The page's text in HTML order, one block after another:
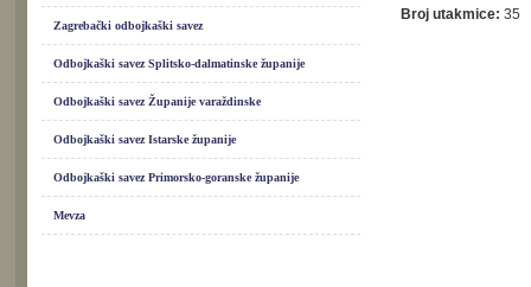
Zagrebački odbojkaški savez
Odbojkaški savez Splitsko-dalmatinske županije
Odbojkaški savez Županije varaždinske
Odbojkaški savez Istarske županije
Odbojkaški savez Primorsko-goranske županije
Mevza
Broj utakmice: 35